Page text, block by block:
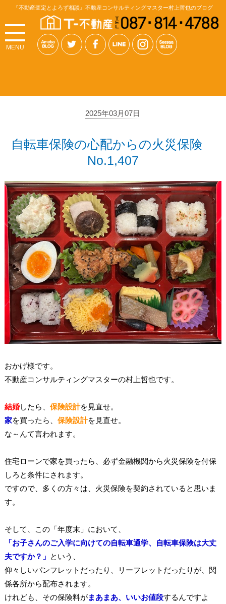
『不動産査定とよろず相談』不動産コンサルティングマスター村上哲也のブログ
MENU
2025年03月07日
自転車保険の心配からの火災保険
No.1,407
おかげ様です。
不動産コンサルティングマスターの村上哲也です。
結婚したら、 保険設計を見直せ。
家を買ったら、 保険設計を見直せ。
な～んて言われます。
住宅ローンで家を買ったら、必ず金融機関から火災保険を付保
しろと条件にされます。
ですので、多くの方々は、火災保険を契約されていると思いま
す。
そして、この「年度末」において、
「お子さんのご入学に向けての自転車通学、自転車保険は大丈
夫ですか？」 という、
仰々しいパンフレットだったり、リーフレットだったりが、関
係各所から配布されます。
けれども、その保険料がまあまあ、いいお値段するんですよ